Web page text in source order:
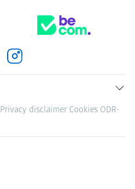
Privacy disclaimer Cookies ODR-